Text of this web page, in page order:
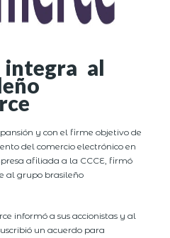
integra al
y con el firme objetivo de
del comercio electrónico en
afiliada a la CCCE, firmó
al grupo brasileño
informó a sus accionistas y al
un acuerdo para